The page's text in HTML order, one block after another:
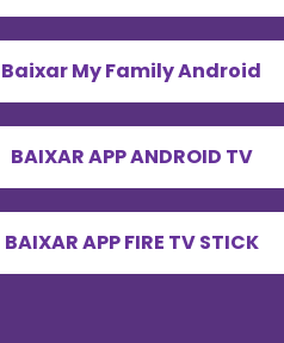
Baixar My Family Android
BAIXAR APP ANDROID TV
BAIXAR APP FIRE TV STICK